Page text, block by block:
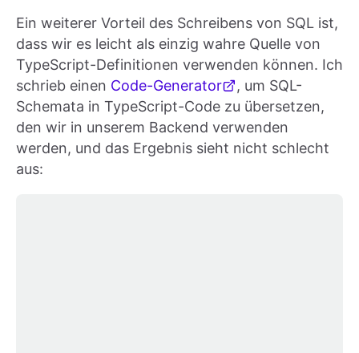
Ein weiterer Vorteil des Schreibens von SQL ist,
dass wir es leicht als einzig wahre Quelle von
TypeScript-Definitionen verwenden können. Ich
schrieb einen Code-Generator
, um SQL-
Schemata in TypeScript-Code zu übersetzen,
den wir in unserem Backend verwenden
werden, und das Ergebnis sieht nicht schlecht
aus: